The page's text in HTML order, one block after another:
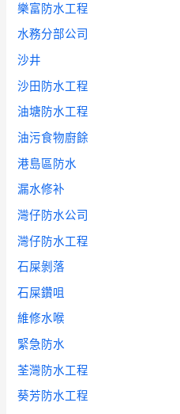
樂富防水工程
水務分部公司
沙井
沙田防水工程
油塘防水工程
油污食物廚餘
港島區防水
漏水修补
灣仔防水公司
灣仔防水工程
石屎剝落
石屎鑽咀
維修水喉
緊急防水
荃灣防水工程
葵芳防水工程